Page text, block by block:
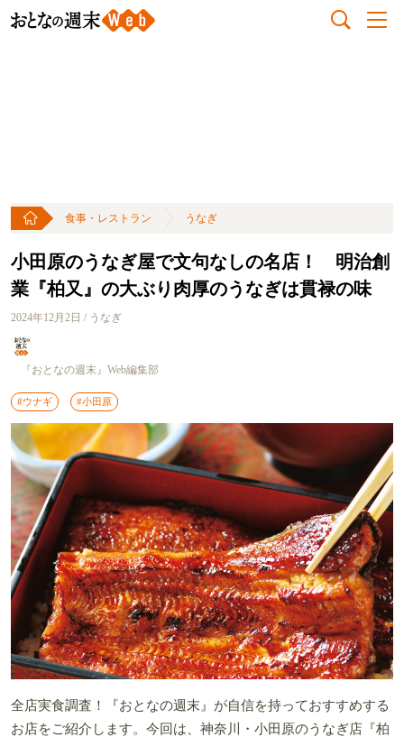
食事・レストラン うなぎ
小田原のうなぎ屋で文句なしの名店！ 明治創
業『柏又』の大ぶり肉厚のうなぎは貫禄の味
2024年12月2日 / うなぎ
『おとなの週末』Web編集部
#ウナギ #小田原
全店実食調査！『おとなの週末』が自信を持っておすすめする
お店をご紹介します。今回は、神奈川・小田原のうなぎ店『柏